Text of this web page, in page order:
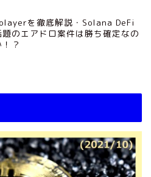
を徹底解説・Solana DeFi
題のエアドロ案件は勝ち確定なの
！？